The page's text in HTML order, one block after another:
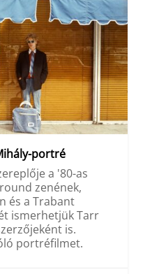
portré
a '80-as
zenének,
és a Trabant
ismerhetjük Tarr
is.
portréfilmet.